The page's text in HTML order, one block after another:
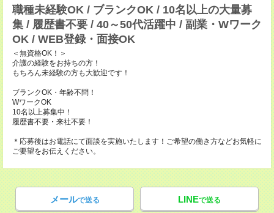
職種未経験OK / ブランクOK / 10名以上の大量募
集 / 履歴書不要 / 40～50代活躍中 / 副業・Wワーク
OK / WEB登録・面接OK
＜無資格OK！＞
介護の経験をお持ちの方！
もちろん未経験の方も大歓迎です！
ブランクOK・年齢不問！
WワークOK
10名以上募集中！
履歴書不要・来社不要！
＊応募後はお電話にて面談を実施いたします！ご希望の働き方などお気軽に
ご要望をお伝えください。
メールで送る LINEで送る